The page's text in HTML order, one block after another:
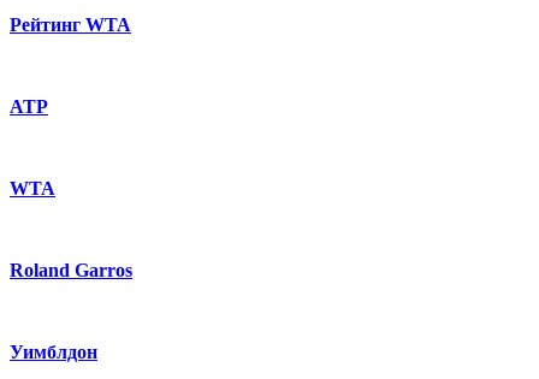
Рейтинг WTA
ATP
WTA
Roland Garros
Уимблдон